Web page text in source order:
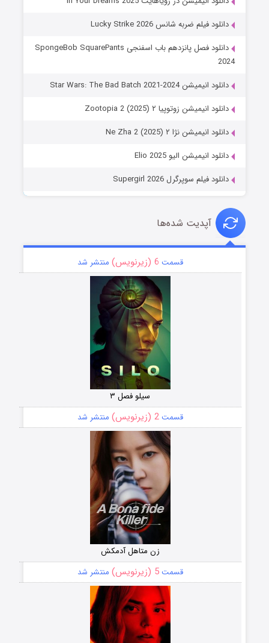
دانلود فیلم ضربه شانس Lucky Strike 2026
دانلود فصل پانزدهم باب اسفنجی SpongeBob SquarePants
2024
دانلود انیمیشن Star Wars: The Bad Batch 2021-2024
دانلود انیمیشن زوتوپیا ۲ Zootopia 2 (2025)
دانلود انیمیشن نژا ۲ Ne Zha 2 (2025)
دانلود انیمیشن الیو Elio 2025
دانلود فیلم سوپرگرل Supergirl 2026
آپدیت شده‌ها
قسمت 6 (زیرنویس) منتشر شد
سیلو فصل ۳
قسمت2 (زیرنویس) منتشر شد
زن متاهل آدمکش
قسمت5 (زیرنویس) منتشر شد